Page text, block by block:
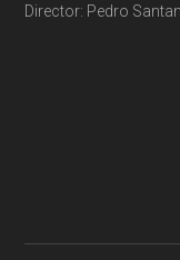
Director: Pedro